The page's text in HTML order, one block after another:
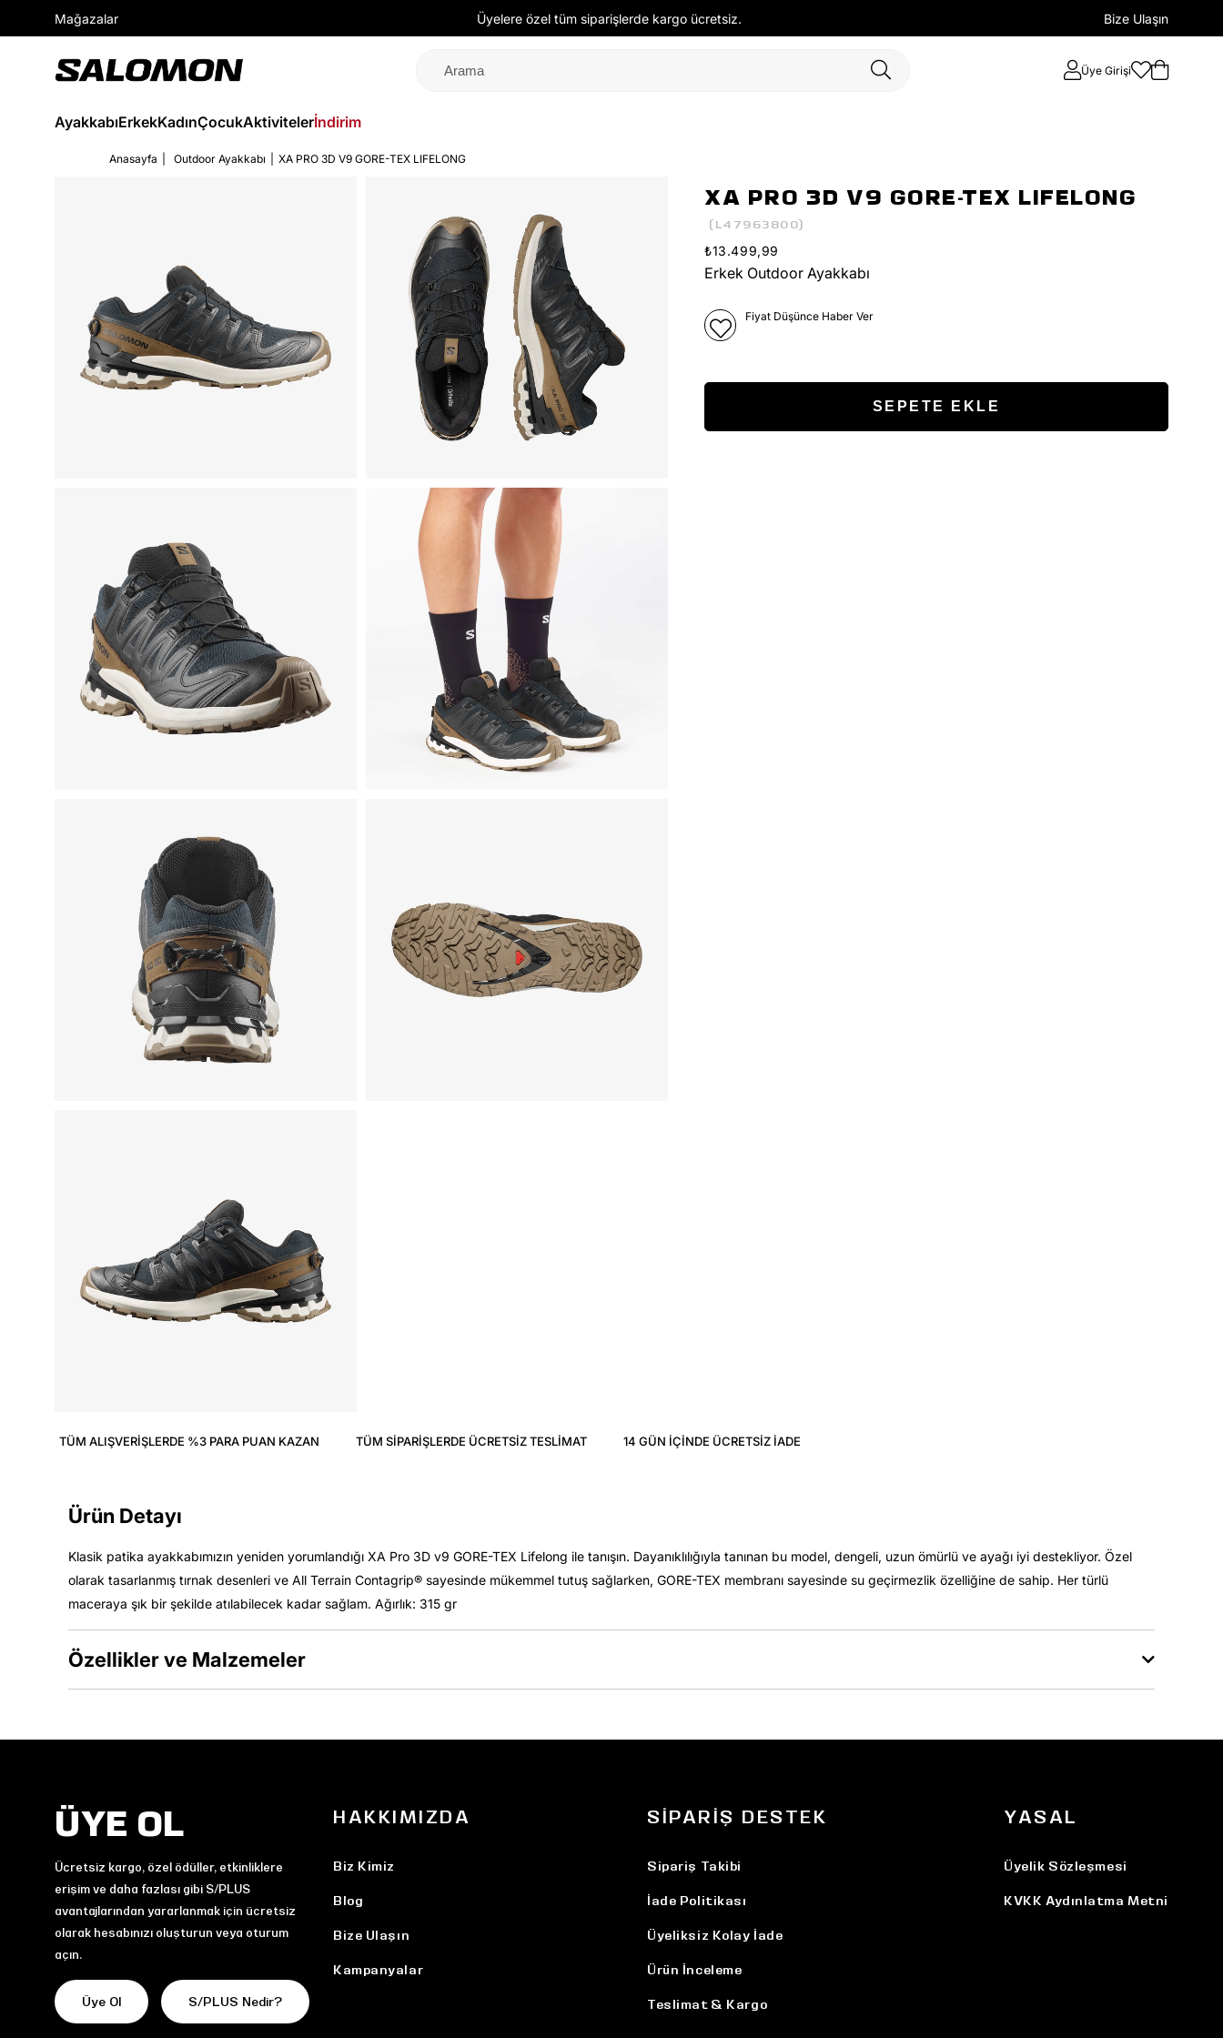
Mağazalar Üyelere özel tüm siparişlerde kargo ücretsiz. Bize Ulaşın
Üye Girişi
AyakkabıErkekKadınÇocukAktivitelerİndirim
Anasayfa Outdoor Ayakkabı XA PRO 3D V9 GORE-TEX LIFELONG
XA PRO 3D V9 GORE-TEX LIFELONG
(L47963800)
₺13.499,99
Erkek Outdoor Ayakkabı
Fiyat Düşünce Haber Ver
TÜM ALIŞVERIŞLERDE %3 PARA PUAN KAZAN TÜM SIPARIŞLERDE ÜCRETSIZ TESLIMAT 14 GÜN IÇINDE ÜCRETSIZ IADE
Ürün Detayı
Klasik patika ayakkabımızın yeniden yorumlandığı XA Pro 3D v9 GORE-TEX Lifelong ile tanışın. Dayanıklılığıyla tanınan bu model, dengeli, uzun ömürlü ve ayağı iyi destekliyor. Özel
olarak tasarlanmış tırnak desenleri ve All Terrain Contagrip® sayesinde mükemmel tutuş sağlarken, GORE-TEX membranı sayesinde su geçirmezlik özelliğine de sahip. Her türlü
maceraya şık bir şekilde atılabilecek kadar sağlam. Ağırlık: 315 gr
Özellikler ve Malzemeler
ÜYE OL
Ücretsiz kargo, özel ödüller, etkinliklere
erişim ve daha fazlası gibi S/PLUS
avantajlarından yararlanmak için ücretsiz
olarak hesabınızı oluşturun veya oturum
açın.
Üye Ol S/PLUS Nedir?
HAKKIMIZDA
Biz Kimiz
Blog
Bize Ulaşın
Kampanyalar
SIPARIŞ DESTEK
Sipariş Takibi
İade Politikası
Üyeliksiz Kolay İade
Ürün İnceleme
Teslimat & Kargo
YASAL
Üyelik Sözleşmesi
KVKK Aydınlatma Metni